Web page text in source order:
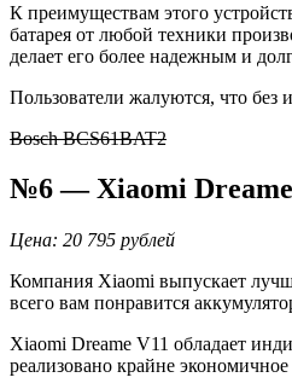
К преимуществам этого
батарея от любой техники
делает его более надежным и
Пользователи жалуются, что без
Bosch BCS61BAT2
№6 — Xiaomi Dreame
Цена: 20 795 рублей
Компания Xiaomi выпускает
всего вам понравится
Xiaomi Dreame V11 обладает
реализовано крайне